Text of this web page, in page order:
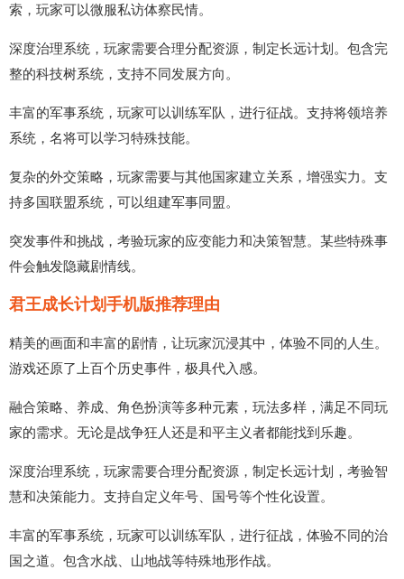
索，玩家可以微服私访体察民情。
深度治理系统，玩家需要合理分配资源，制定长远计划。包含完
整的科技树系统，支持不同发展方向。
丰富的军事系统，玩家可以训练军队，进行征战。支持将领培养
系统，名将可以学习特殊技能。
复杂的外交策略，玩家需要与其他国家建立关系，增强实力。支
持多国联盟系统，可以组建军事同盟。
突发事件和挑战，考验玩家的应变能力和决策智慧。某些特殊事
件会触发隐藏剧情线。
君王成长计划手机版推荐理由
精美的画面和丰富的剧情，让玩家沉浸其中，体验不同的人生。
游戏还原了上百个历史事件，极具代入感。
融合策略、养成、角色扮演等多种元素，玩法多样，满足不同玩
家的需求。无论是战争狂人还是和平主义者都能找到乐趣。
深度治理系统，玩家需要合理分配资源，制定长远计划，考验智
慧和决策能力。支持自定义年号、国号等个性化设置。
丰富的军事系统，玩家可以训练军队，进行征战，体验不同的治
国之道。包含水战、山地战等特殊地形作战。